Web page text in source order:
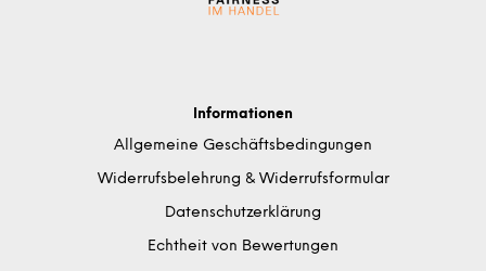
Informationen
Allgemeine Geschäftsbedingungen
Widerrufsbelehrung & Widerrufsformular
Datenschutzerklärung
Echtheit von Bewertungen